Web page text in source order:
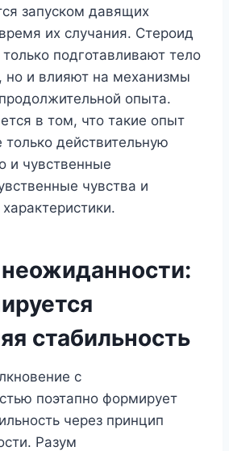
запуском давящих
их случания. Стероид
подготавливают тело
но и влияют на механизмы
опыта.
в том, что такие опыт
только действительную
и чувственные
чувства и
стабильность
с
поэтапно формирует
через принцип
Разум